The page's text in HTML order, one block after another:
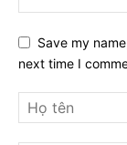
Save my
next time I